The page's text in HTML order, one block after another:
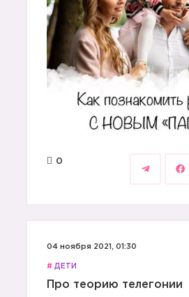
0
04 ноября 2021, 01:30
# ДЕТИ
Про теорию телегонии